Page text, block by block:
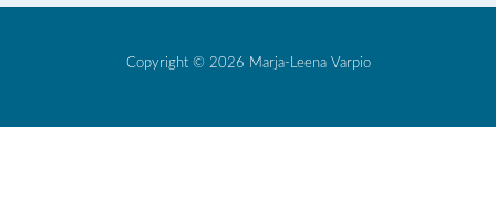
Copyright © 2026 Marja-Leena Varpio